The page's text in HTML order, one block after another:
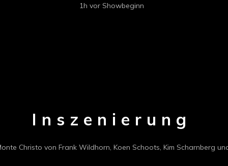
1h vor Showbeginn
Inszenierung
Christo von Frank Wildhorn, Koen Schoots, Kim Scharnberg